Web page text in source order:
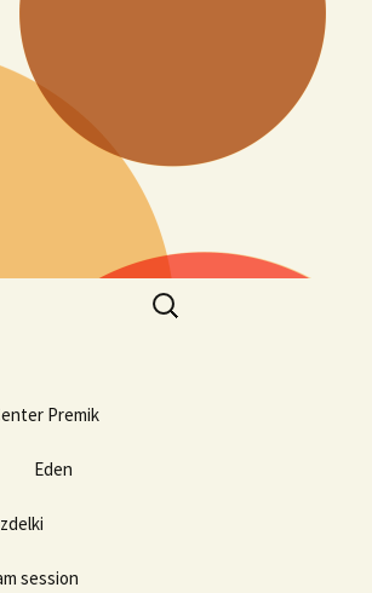
Premik
Eden
session
Search
for: